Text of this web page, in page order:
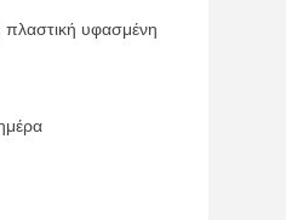
πλαστική υφασμένη